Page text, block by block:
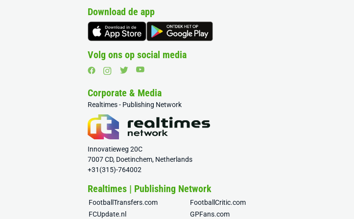
Download de app
Volg ons op social media
Corporate & Media
Realtimes - Publishing Network
Innovatieweg 20C
7007 CD, Doetinchem, Netherlands
+31(315)-764002
Realtimes | Publishing Network
FootballTransfers.com
FootballCritic.com
FCUpdate.nl
GPFans.com